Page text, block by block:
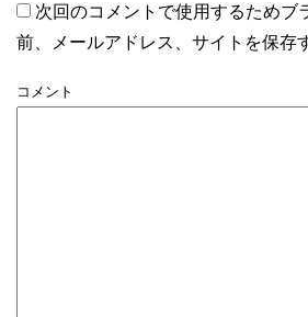
次回のコメントで使用するためブ
前、メールアドレス、サイトを保存
コメント